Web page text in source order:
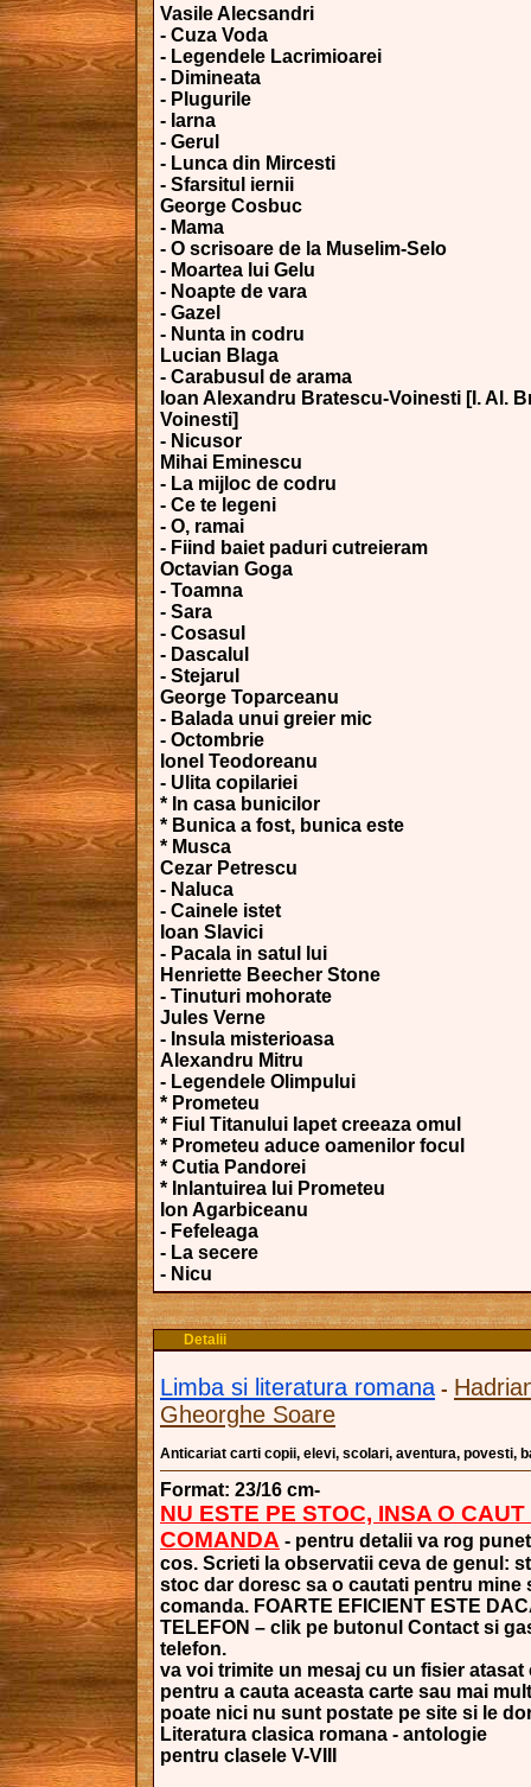
Vasile Alecsandri
- Cuza Voda
- Legendele Lacrimioarei
- Dimineata
- Plugurile
- Iarna
- Gerul
- Lunca din Mircesti
- Sfarsitul iernii
George Cosbuc
- Mama
- O scrisoare de la Muselim-Selo
- Moartea lui Gelu
- Noapte de vara
- Gazel
- Nunta in codru
Lucian Blaga
- Carabusul de arama
Ioan Alexandru Bratescu-Voinesti [I. Al.
Voinesti]
- Nicusor
Mihai Eminescu
- La mijloc de codru
- Ce te legeni
- O, ramai
- Fiind baiet paduri cutreieram
Octavian Goga
- Toamna
- Sara
- Cosasul
- Dascalul
- Stejarul
George Toparceanu
- Balada unui greier mic
- Octombrie
Ionel Teodoreanu
- Ulita copilariei
* In casa bunicilor
* Bunica a fost, bunica este
* Musca
Cezar Petrescu
- Naluca
- Cainele istet
Ioan Slavici
- Pacala in satul lui
Henriette Beecher Stone
- Tinuturi mohorate
Jules Verne
- Insula misterioasa
Alexandru Mitru
- Legendele Olimpului
* Prometeu
* Fiul Titanului Iapet creeaza omul
* Prometeu aduce oamenilor focul
* Cutia Pandorei
* Inlantuirea lui Prometeu
Ion Agarbiceanu
- Fefeleaga
- La secere
- Nicu
Detalii
Limba si literatura romana-
Gheorghe Soare
Anticariat carti copii, elevi, scolari, aventura, povesti,
Format: 23/16 cm-
NU ESTE PE STOC, INSA O
COMANDA - pentru detalii va rog
cos. Scrieti la observatii ceva de genul:
stoc dar doresc sa o cautati pentru mine
comanda. FOARTE EFICIENT ESTE
TELEFON – clik pe butonul Contact si
telefon.
va voi trimite un mesaj cu un fisier
pentru a cauta aceasta carte sau mai
poate nici nu sunt postate pe site si le
Literatura clasica romana - antologie
pentru clasele V-VIII